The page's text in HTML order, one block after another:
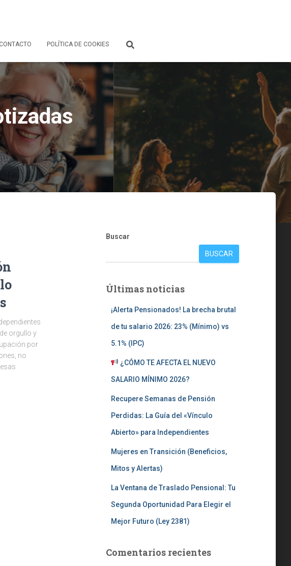
CONTACTO POLÍTICA DE COOKIES
orgullo y
por
no
Buscar
BUSCAR
Últimas noticias
¡Alerta Pensionados! La brecha brutal
de tu salario 2026: 23% (Mínimo) vs
5.1% (IPC)
¿CÓMO TE AFECTA EL NUEVO
SALARIO MÍNIMO 2026?
Recupere Semanas de Pensión
Perdidas: La Guía del «Vínculo
Abierto» para Independientes
Mujeres en Transición (Beneficios,
Mitos y Alertas)
La Ventana de Traslado Pensional: Tu
Segunda Oportunidad Para Elegir el
Mejor Futuro (Ley 2381)
Comentarios recientes